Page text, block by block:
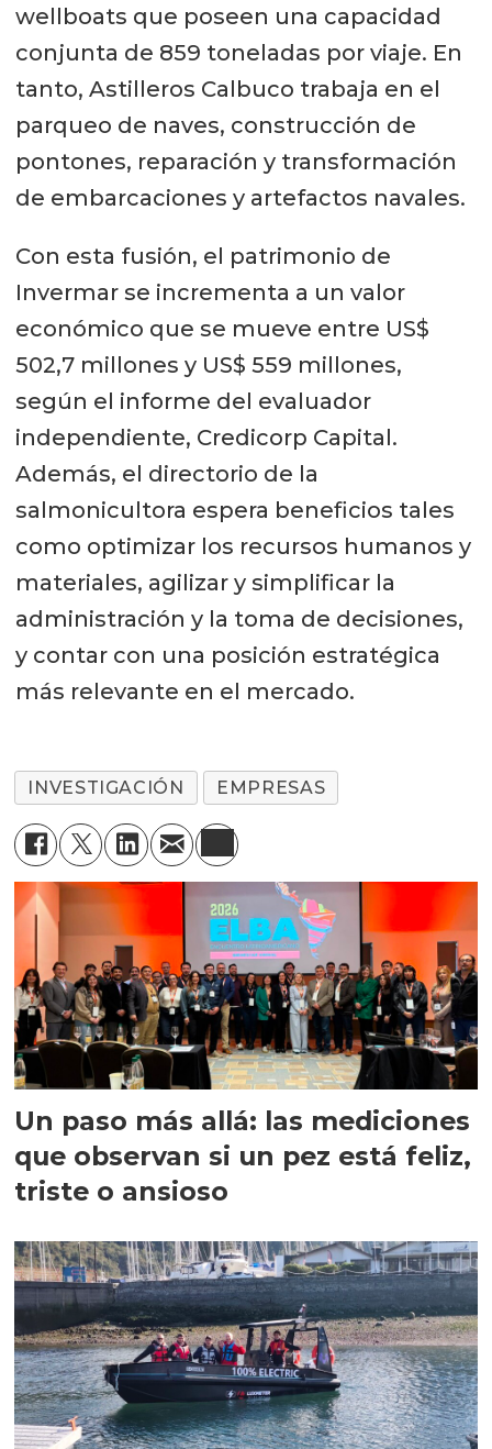
wellboats que poseen una capacidad
conjunta de 859 toneladas por viaje. En
tanto, Astilleros Calbuco trabaja en el
parqueo de naves, construcción de
pontones, reparación y transformación
de embarcaciones y artefactos navales.
Con esta fusión, el patrimonio de
Invermar se incrementa a un valor
económico que se mueve entre US$
502,7 millones y US$ 559 millones,
según el informe del evaluador
independiente, Credicorp Capital.
Además, el directorio de la
salmonicultora espera beneficios tales
como optimizar los recursos humanos y
materiales, agilizar y simplificar la
administración y la toma de decisiones,
y contar con una posición estratégica
más relevante en el mercado.
INVESTIGACIÓN EMPRESAS
Un paso más allá: las mediciones
que observan si un pez está feliz,
triste o ansioso